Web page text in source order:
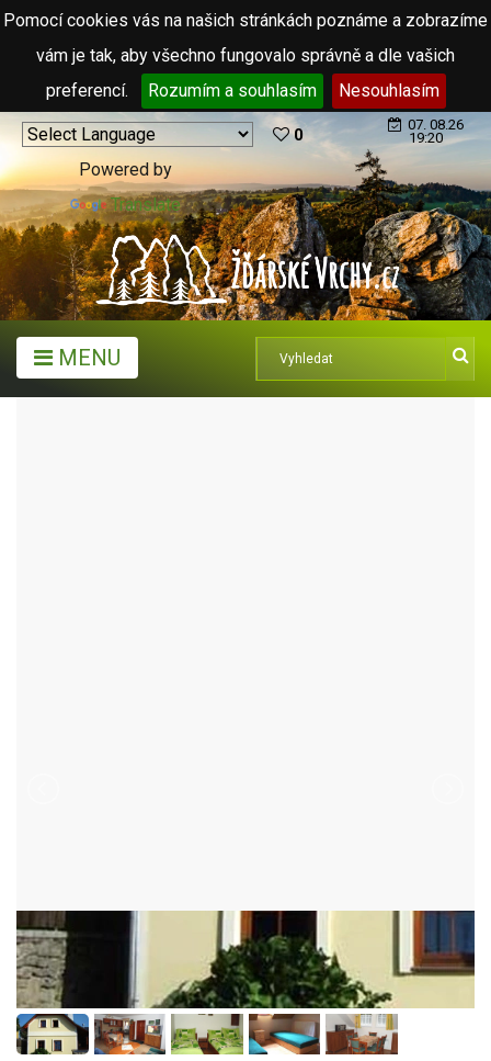
Pomocí cookies vás na našich stránkách poznáme a zobrazíme
vám je tak, aby všechno fungovalo správně a dle vašich
preferencí.
Rozumím a souhlasím Nesouhlasím
Powered by
Translate
0
07. 08.26
19:20
MENU